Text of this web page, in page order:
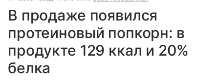
В продаже появился
протеиновый попкорн: в
продукте 129 ккал и 20%
белка